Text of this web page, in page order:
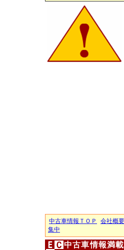
中古車情報ＴＯＰ 会社概要
集中
中古車情報満